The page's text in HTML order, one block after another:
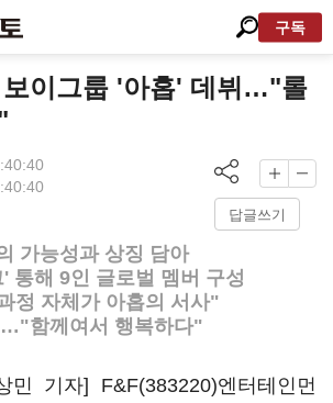
구독
이그룹 '아홉' 데뷔…"롤
답글쓰기
가능성과 상징 담아
통해 9인 글로벌 멤버 구성
정 자체가 아홉의 서사"
함께여서 행복하다"
민 기자] F&F(383220)엔터테인먼